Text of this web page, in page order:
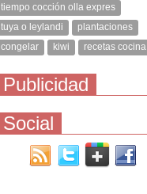
tiempo cocción olla expres
tuya o leylandi
plantaciones
congelar
kiwi recetas cocina
Publicidad
Social